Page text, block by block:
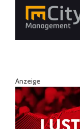
Anzeige